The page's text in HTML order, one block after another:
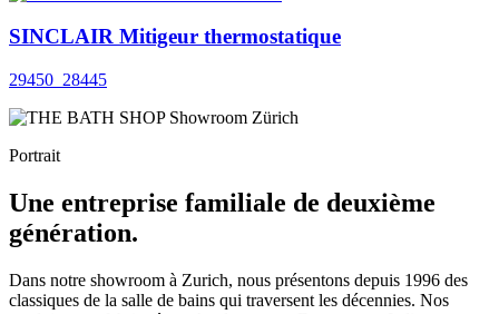
SINCLAIR Mitigeur thermostatique
29450_28445
Portrait
Une entreprise familiale de deuxième
génération.
Dans notre showroom à Zurich, nous présentons depuis 1996 des
classiques de la salle de bains qui traversent les décennies. Nos